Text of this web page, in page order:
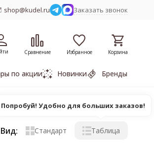
shop@kudel.ru Заказать звонок
Сравнение Избранное Корзина
по акции Новинки Бренды
Вид: Стандарт Таблица
Попробуй! Удобно для больших заказов!